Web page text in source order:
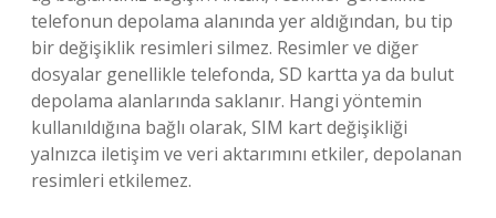
telefonun depolama alanında yer aldığından, bu tip
bir değişiklik resimleri silmez. Resimler ve diğer
dosyalar genellikle telefonda, SD kartta ya da bulut
depolama alanlarında saklanır. Hangi yöntemin
kullanıldığına bağlı olarak, SIM kart değişikliği
yalnızca iletişim ve veri aktarımını etkiler, depolanan
resimleri etkilemez.